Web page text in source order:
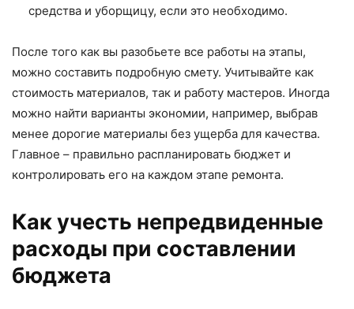
средства и уборщицу, если это необходимо.
После того как вы разобьете все работы на этапы,
можно составить подробную смету. Учитывайте как
стоимость материалов, так и работу мастеров. Иногда
можно найти варианты экономии, например, выбрав
менее дорогие материалы без ущерба для качества.
Главное – правильно распланировать бюджет и
контролировать его на каждом этапе ремонта.
Как учесть непредвиденные
расходы при составлении
бюджета